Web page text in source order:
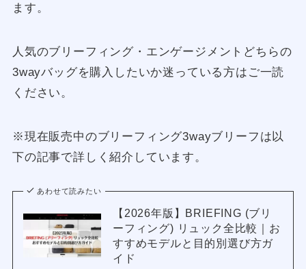
ます。
人気のブリーフィング・エンゲージメントどちらの
3wayバッグを購入したいか迷っている方はご一読
ください。
※現在販売中のブリーフィング3wayブリーフは以
下の記事で詳しく紹介しています。
あわせて読みたい
【2026年版】BRIEFING (ブリ
ーフィング) リュック全比較｜お
すすめモデルと目的別選び方ガ
イド